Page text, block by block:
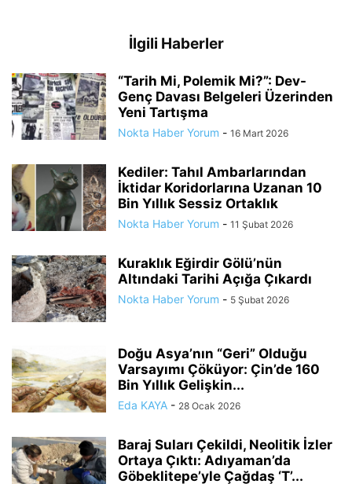
İlgili Haberler
“Tarih Mi, Polemik Mi?”: Dev-
Genç Davası Belgeleri Üzerinden
Yeni Tartışma
Nokta Haber Yorum - 16 Mart 2026
Kediler: Tahıl Ambarlarından
İktidar Koridorlarına Uzanan 10
Bin Yıllık Sessiz Ortaklık
Nokta Haber Yorum - 11 Şubat 2026
Kuraklık Eğirdir Gölü’nün
Altındaki Tarihi Açığa Çıkardı
Nokta Haber Yorum - 5 Şubat 2026
Doğu Asya’nın “Geri” Olduğu
Varsayımı Çöküyor: Çin’de 160
Bin Yıllık Gelişkin...
Eda KAYA - 28 Ocak 2026
Baraj Suları Çekildi, Neolitik İzler
Ortaya Çıktı: Adıyaman’da
Göbeklitepe’yle Çağdaş ‘T’...